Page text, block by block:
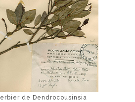
de Dendrocousinsia